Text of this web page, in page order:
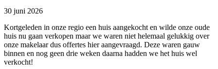
30 juni 2026
Kortgeleden in onze regio een huis aangekocht en wilde onze oude
huis nu gaan verkopen maar we waren niet helemaal gelukkig over
onze makelaar dus offertes hier aangevraagd. Deze waren gauw
binnen en nog geen drie weken daarna hadden we het huis wel
verkocht!